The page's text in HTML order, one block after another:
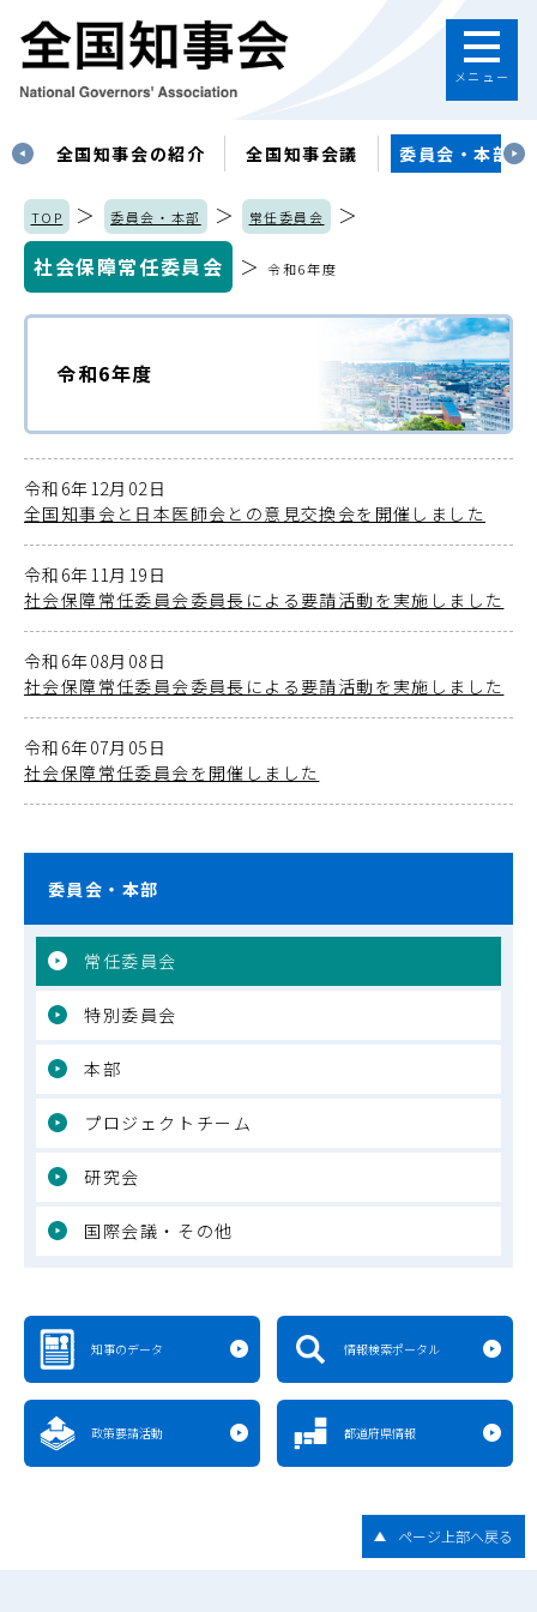
メニュー
全国知事会の紹介 全国知事会議 委員会・本部
TOP ＞ 委員会・本部 ＞ 常任委員会
＞
社会保障常任委員会
＞令和6年度
令和6年度
令和6年12月02日
全国知事会と日本医師会との意見交換会を開催しました
令和6年11月19日
社会保障常任委員会委員長による要請活動を実施しました
令和6年08月08日
社会保障常任委員会委員長による要請活動を実施しました
令和6年07月05日
社会保障常任委員会を開催しました
委員会・本部
常任委員会
特別委員会
本部
プロジェクトチーム
研究会
国際会議・その他
知事のデータ 情報検索ポータル
政策要請活動 都道府県情報
ページ上部へ戻る